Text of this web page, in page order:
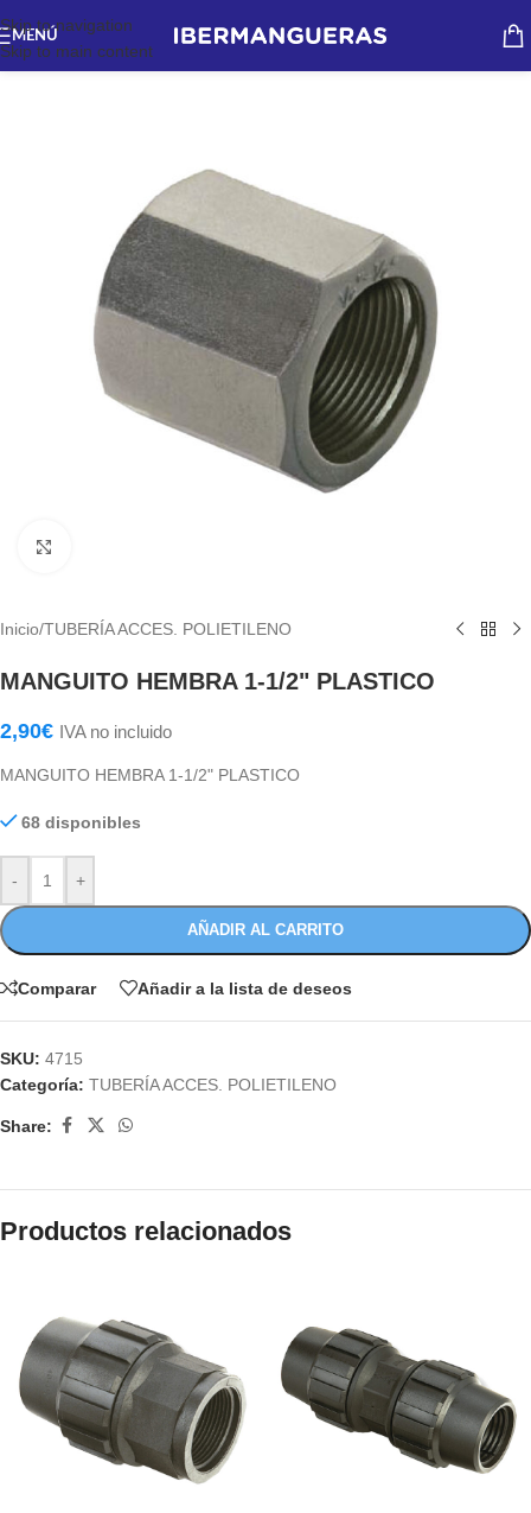
Skip to navigation
Skip to main content
MENÚ
Inicio/TUBERÍA ACCES. POLIETILENO
MANGUITO HEMBRA 1-1/2" PLASTICO
2,90€ IVA no incluido
MANGUITO HEMBRA 1-1/2" PLASTICO
68 disponibles
- +
AÑADIR AL CARRITO
Comparar Añadir a la lista de deseos
SKU: 4715
Categoría: TUBERÍA ACCES. POLIETILENO
Share:
Productos relacionados